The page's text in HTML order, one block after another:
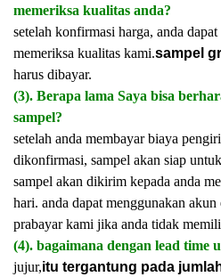
memeriksa kualitas anda?
setelah konfirmasi harga, anda
memeriksa kualitas kami.sampel
harus dibayar.
(3). Berapa lama Saya bisa
sampel?
setelah anda membayar biaya
dikonfirmasi, sampel akan siap
sampel akan dikirim kepada anda
hari. anda dapat menggunakan akun
prabayar kami jika anda tidak
(4). bagaimana dengan lead time
jujur,itu tergantung pada